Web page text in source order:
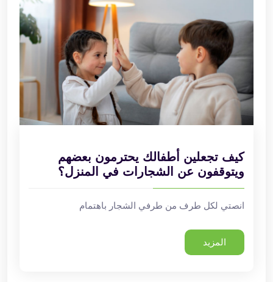
كيف تجعلين أطفالك يحترمون بعضهم
ويتوقفون عن الشجارات في المنزل؟
انصتي لكل طرف من طرفي الشجار باهتمام
المزيد